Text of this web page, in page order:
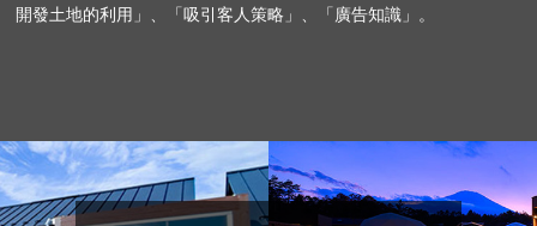
開發土地的利用」、「吸引客人策略」、「廣告知識」。